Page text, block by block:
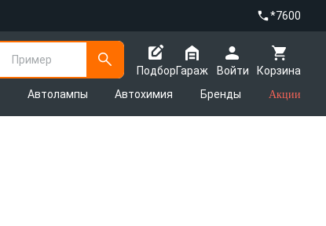
*7600
Пример
Подбор
Корзина
Гараж
Войти
Автолампы Автохимия Бренды Акции